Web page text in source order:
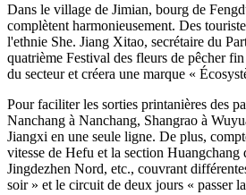
Dans le village de Jimian, bourg de
complètent harmonieusement. Des
l'ethnie She. Jiang Xitao, secrétaire du
quatrième Festival des fleurs de pêcher
du secteur et créera une marque «
Pour faciliter les sorties printanières des
Nanchang à Nanchang, Shangrao à
Jiangxi en une seule ligne. De plus,
vitesse de Hefu et la section
Jingdezhen Nord, etc., couvrant
soir » et le circuit de deux jours « passer